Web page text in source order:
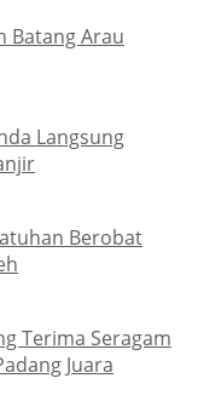
Batang Arau
Langsung
Berobat
Terima Seragam
Juara